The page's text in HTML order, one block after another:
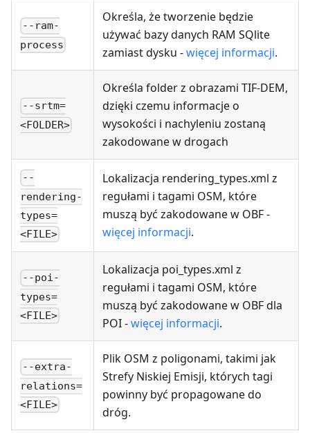
--ram-
process
Określa, że tworzenie będzie
używać bazy danych RAM SQlite
zamiast dysku -więcej informacji.
--srtm=
<FOLDER>
Określa folder z obrazami TIF-DEM,
dzięki czemu informacje o
wysokości i nachyleniu zostaną
zakodowane w drogach
--
rendering-
types=
<FILE>
Lokalizacja rendering_types.xml z
regułami i tagami OSM, które
muszą być zakodowane w OBF -
więcej informacji.
--poi-
types=
<FILE>
Lokalizacja poi_types.xml z
regułami i tagami OSM, które
muszą być zakodowane w OBF dla
POI -więcej informacji.
--extra-
relations=
<FILE>
Plik OSM z poligonami, takimi jak
Strefy Niskiej Emisji, których tagi
powinny być propagowane do
dróg.